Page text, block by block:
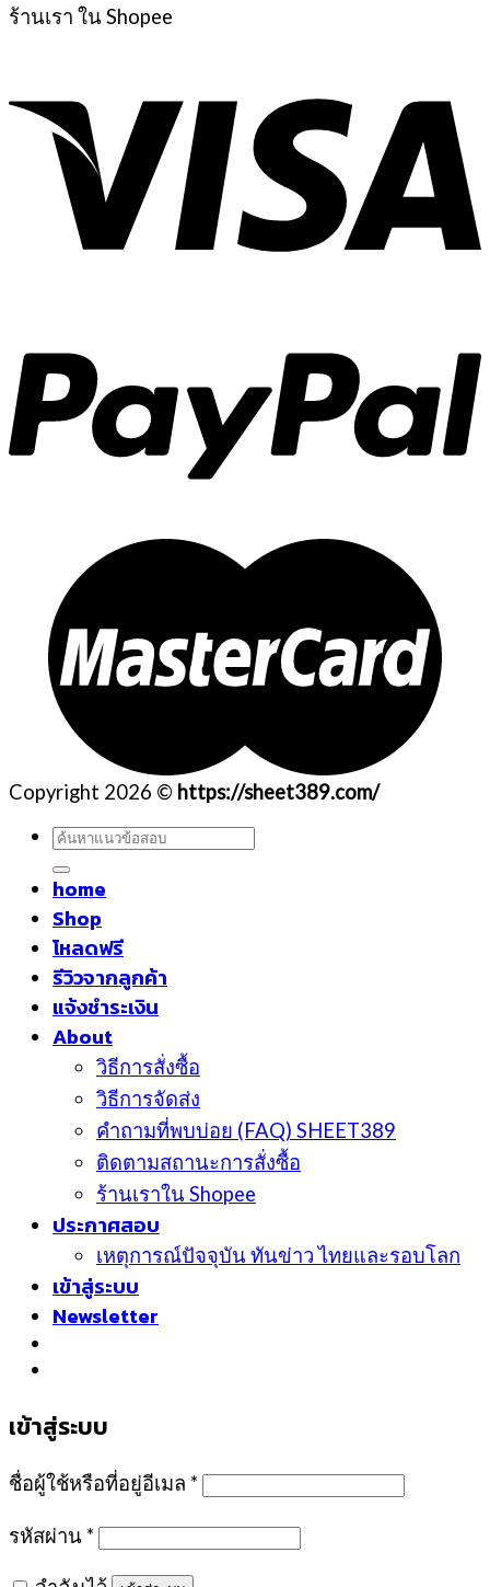
ร้านเรา ใน Shopee
Copyright 2026 © https://sheet389.com/
ค้นหา:
home
Shop
โหลดฟรี
รีวิวจากลูกค้า
แจ้งชำระเงิน
About
วิธีการสั่งซื้อ
วิธีการจัดส่ง
คำถามที่พบบ่อย (FAQ) SHEET389
ติดตามสถานะการสั่งซื้อ
ร้านเราใน Shopee
ประกาศสอบ
เหตุการณ์ปัจจุบัน ทันข่าว ไทยและรอบโลก
เข้าสู่ระบบ
Newsletter
เข้าสู่ระบบ
ชื่อผู้ใช้หรือที่อยู่อีเมล *
รหัสผ่าน *